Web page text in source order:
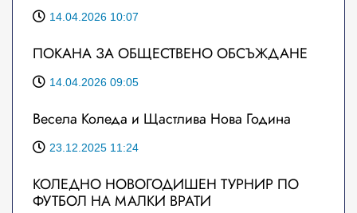
14.04.2026 10:07
ПОКАНА ЗА ОБЩЕСТВЕНО ОБСЪЖДАНЕ
14.04.2026 09:05
Весела Коледа и Щастлива Нова Година
23.12.2025 11:24
КОЛЕДНО НОВОГОДИШЕН ТУРНИР ПО
ФУТБОЛ НА МАЛКИ ВРАТИ